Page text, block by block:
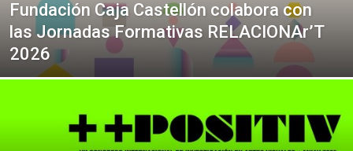
Fundación Caja Castellón colabora con
las Jornadas Formativas RELACIONAr’T
2026